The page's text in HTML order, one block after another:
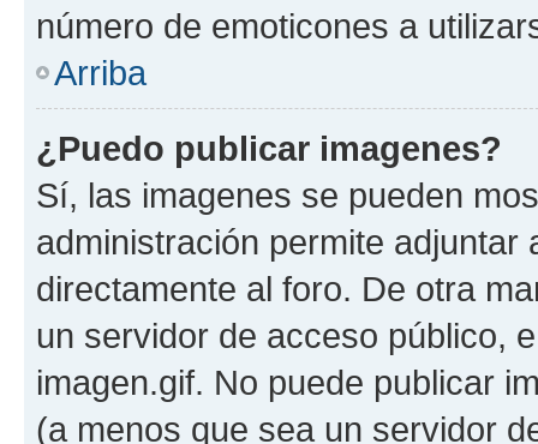
número de emoticones a
Arriba
¿Puedo publicar imagenes?
Sí, las imagenes se pueden
administración permite
directamente al foro. De otra
un servidor de acceso público,
imagen.gif. No puede publicar
(a menos que sea un servidor